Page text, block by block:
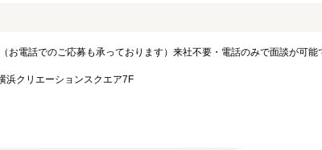
お電話でのご応募も承っております）来社不要・電話のみで面談が可能
浜クリエーションスクエア7F